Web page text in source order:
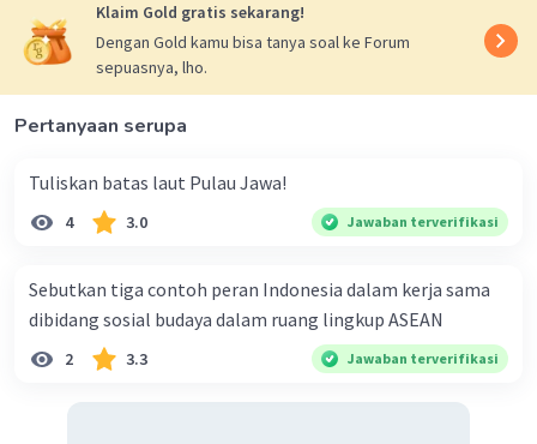
Klaim Gold gratis sekarang!
Dengan Gold kamu bisa tanya soal ke Forum
sepuasnya, lho.
Pertanyaan serupa
Tuliskan batas laut Pulau Jawa!
4 3.0 Jawaban terverifikasi
Sebutkan tiga contoh peran Indonesia dalam kerja sama
dibidang sosial budaya dalam ruang lingkup ASEAN
2 3.3 Jawaban terverifikasi